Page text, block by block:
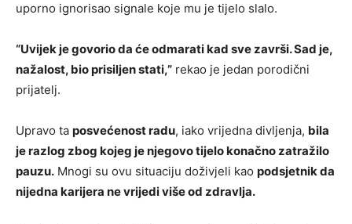
uporno ignorisao signale koje mu je tijelo slalo.
“Uvijek je govorio da će odmarati kad sve završi. Sad je,
nažalost, bio prisiljen stati,” rekao je jedan porodični
prijatelj.
Upravo ta posvećenost radu, iako vrijedna divljenja, bila
je razlog zbog kojeg je njegovo tijelo konačno zatražilo
pauzu. Mnogi su ovu situaciju doživjeli kao podsjetnik da
nijedna karijera ne vrijedi više od zdravlja.